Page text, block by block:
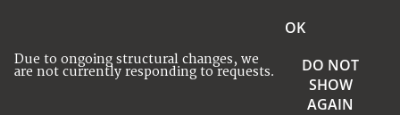
Due to ongoing structural changes, we
are not currently responding to requests.
OK
DO NOT
SHOW
AGAIN